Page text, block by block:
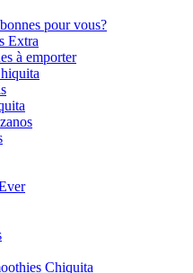
pour vous?
Extra
à emporter
Chiquita